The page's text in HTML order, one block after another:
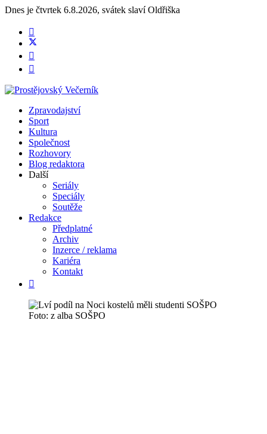
Dnes je čtvrtek 6.8.2026, svátek slavíOldřiška
Zpravodajství
Sport
Kultura
Společnost
Rozhovory
Blog redaktora
Další
Seriály
Speciály
Soutěže
Redakce
Předplatné
Archiv
Inzerce / reklama
Kariéra
Kontakt
Foto: z alba SOŠPO